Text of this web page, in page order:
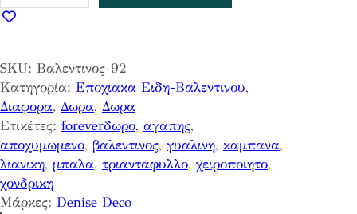
τ
ρ
ο
Α
γ
α
π
η
ς
SKU: Βαλεντινος-92
Κατηγορία: Εποχιακα Ειδη-Βαλεντινου
Διαφορα, Δωρα, Δωρα
Ετικέτες: foreverδωρο, αγαπης
αποχυμωμενο, βαλεντινος, γυαλινη, καμπανα
λιανικη, μπαλα, τριανταφυλλο, χειροποιητο
χονδρικη
Μάρκες: Denise Deco